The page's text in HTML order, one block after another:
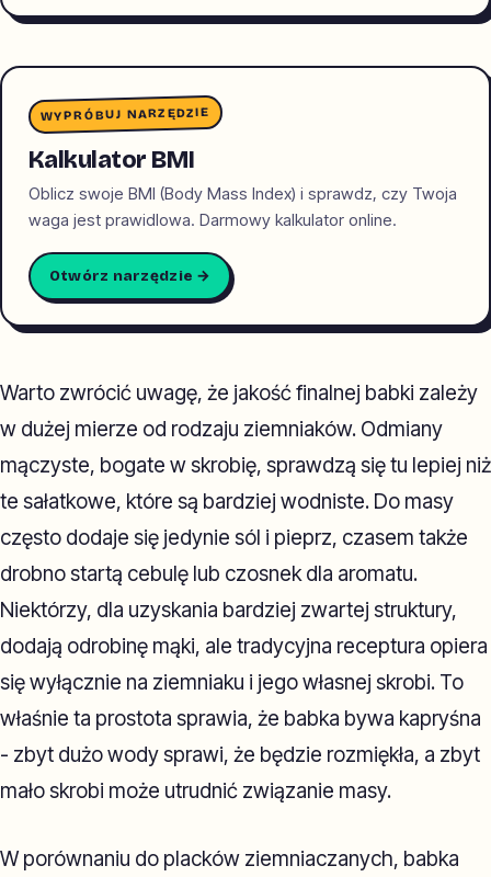
WYPRÓBUJ NARZĘDZIE
Kalkulator BMI
Oblicz swoje BMI (Body Mass Index) i sprawdz, czy Twoja
waga jest prawidlowa. Darmowy kalkulator online.
Otwórz narzędzie →
Warto zwrócić uwagę, że jakość finalnej babki zależy
w dużej mierze od rodzaju ziemniaków. Odmiany
mączyste, bogate w skrobię, sprawdzą się tu lepiej niż
te sałatkowe, które są bardziej wodniste. Do masy
często dodaje się jedynie sól i pieprz, czasem także
drobno startą cebulę lub czosnek dla aromatu.
Niektórzy, dla uzyskania bardziej zwartej struktury,
dodają odrobinę mąki, ale tradycyjna receptura opiera
się wyłącznie na ziemniaku i jego własnej skrobi. To
właśnie ta prostota sprawia, że babka bywa kapryśna
- zbyt dużo wody sprawi, że będzie rozmiękła, a zbyt
mało skrobi może utrudnić związanie masy.
W porównaniu do placków ziemniaczanych, babka